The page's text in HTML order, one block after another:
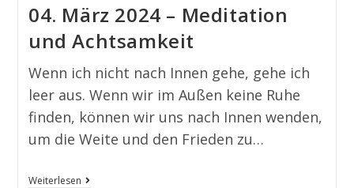
04. März 2024 – Meditation
und Achtsamkeit
Wenn ich nicht nach Innen gehe, gehe ich
leer aus. Wenn wir im Außen keine Ruhe
finden, können wir uns nach Innen wenden,
um die Weite und den Frieden zu…
Weiterlesen